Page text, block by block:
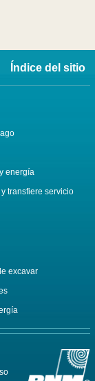
Índice del sitio
energía
transfiere servicio
excavar